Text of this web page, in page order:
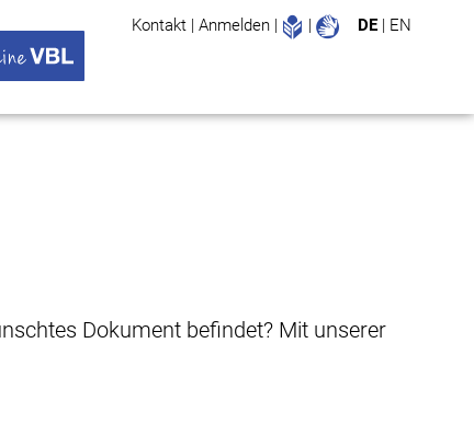
Kontakt | Anmelden | Leichte Sprache
| DE | EN
Dokument befindet? Mit unserer